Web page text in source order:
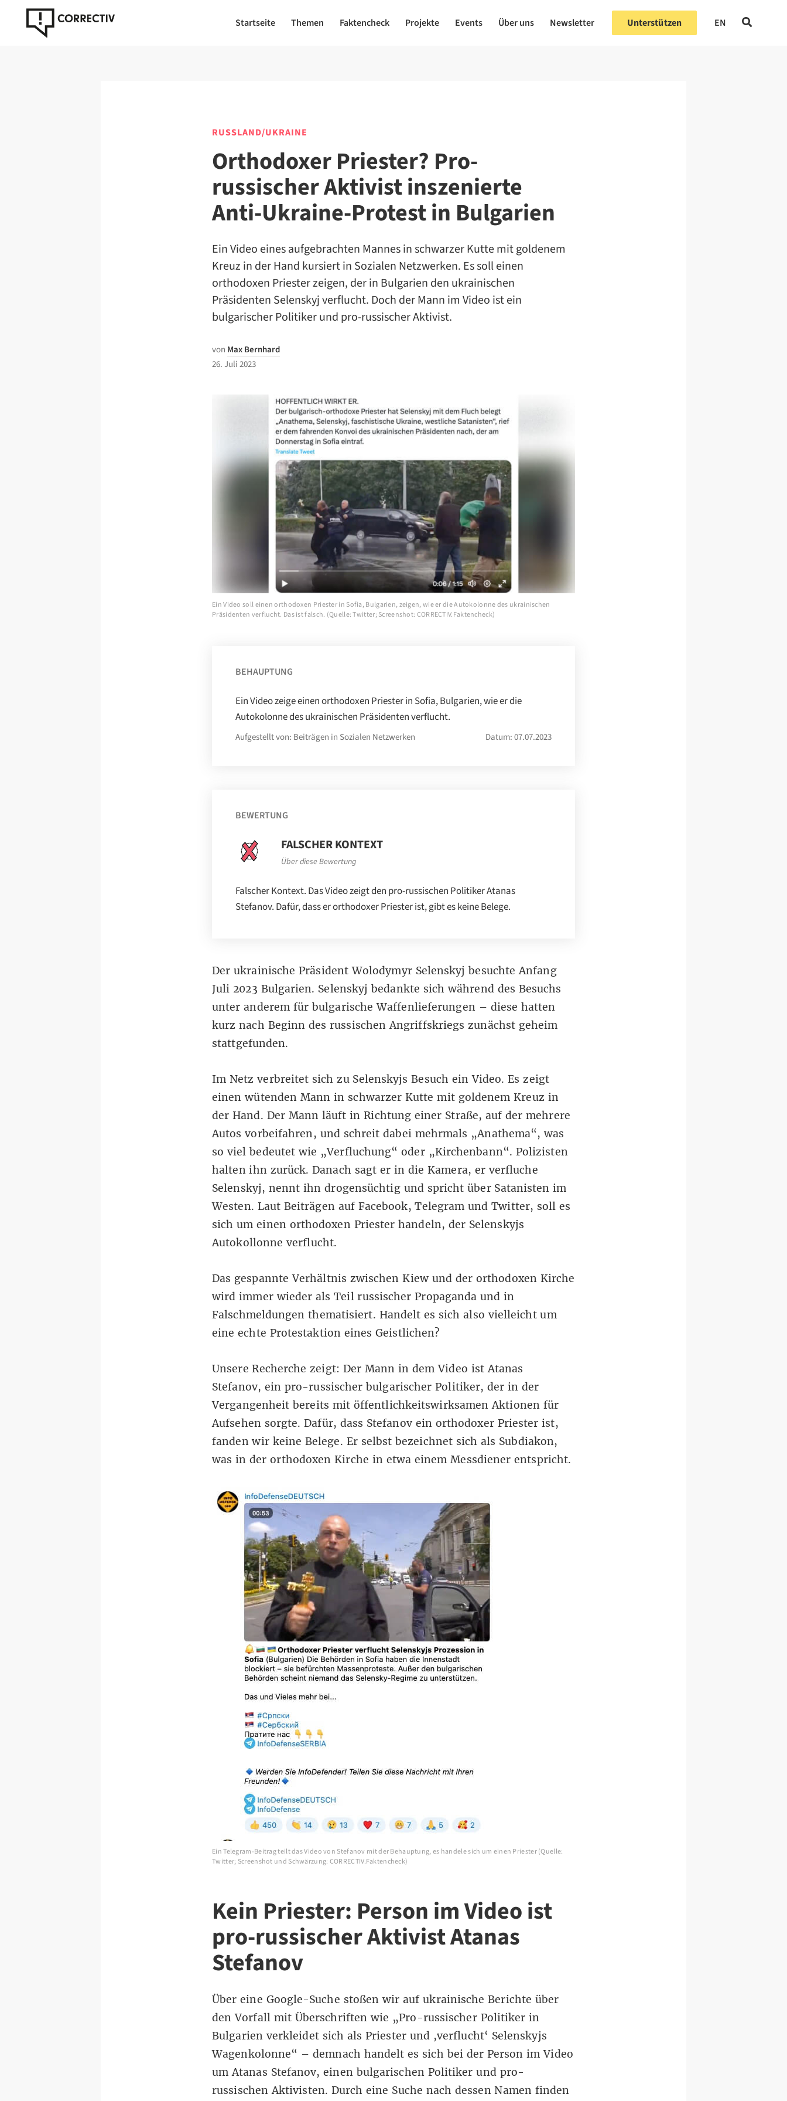
Startseite Themen Faktencheck Projekte Events Über uns Newsletter Unterstützen EN
RUSSLAND/UKRAINE
Orthodoxer Priester? Pro-
russischer Aktivist inszenierte
Anti-Ukraine-Protest in Bulgarien
Ein Video eines aufgebrachten Mannes in schwarzer Kutte mit goldenem
Kreuz in der Hand kursiert in Sozialen Netzwerken. Es soll einen
orthodoxen Priester zeigen, der in Bulgarien den ukrainischen
Präsidenten Selenskyj verflucht. Doch der Mann im Video ist ein
bulgarischer Politiker und pro-russischer Aktivist.
von Max Bernhard
26. Juli 2023
Ein Video soll einen orthodoxen Priester in Sofia, Bulgarien, zeigen, wie er die Autokolonne des ukrainischen
Präsidenten verflucht. Das ist falsch. (Quelle: Twitter; Screenshot: CORRECTIV.Faktencheck)
BEHAUPTUNG
Ein Video zeige einen orthodoxen Priester in Sofia, Bulgarien, wie er die
Autokolonne des ukrainischen Präsidenten verflucht.
Aufgestellt von: Beiträgen in Sozialen Netzwerken Datum: 07.07.2023
BEWERTUNG
FALSCHER KONTEXT
Über diese Bewertung
Falscher Kontext. Das Video zeigt den pro-russischen Politiker Atanas
Stefanov. Dafür, dass er orthodoxer Priester ist, gibt es keine Belege.
Der ukrainische Präsident Wolodymyr Selenskyj besuchte Anfang
Juli 2023 Bulgarien. Selenskyj bedankte sich während des Besuchs
unter anderem für bulgarische Waffenlieferungen – diese hatten
kurz nach Beginn des russischen Angriffskriegs zunächst geheim
stattgefunden.
Im Netz verbreitet sich zu Selenskyjs Besuch ein Video. Es zeigt
einen wütenden Mann in schwarzer Kutte mit goldenem Kreuz in
der Hand. Der Mann läuft in Richtung einer Straße, auf der mehrere
Autos vorbeifahren, und schreit dabei mehrmals „Anathema“, was
so viel bedeutet wie „Verfluchung“ oder „Kirchenbann“. Polizisten
halten ihn zurück. Danach sagt er in die Kamera, er verfluche
Selenskyj, nennt ihn drogensüchtig und spricht über Satanisten im
Westen. Laut Beiträgen auf Facebook,Telegram undTwitter, soll es
sich um einen orthodoxen Priester handeln, der Selenskyjs
Autokollonne verflucht.
Das gespannte Verhältnis zwischen Kiew und der orthodoxen Kirche
wird immer wieder als Teil russischer Propaganda und in
Falschmeldungenthematisiert. Handelt es sich also vielleicht um
eine echte Protestaktion eines Geistlichen?
Unsere Recherche zeigt: Der Mann in dem Video ist Atanas
Stefanov, ein pro-russischer bulgarischer Politiker, der in der
Vergangenheit bereits mit öffentlichkeitswirksamen Aktionen für
Aufsehen sorgte. Dafür, dass Stefanov ein orthodoxer Priester ist,
fanden wir keine Belege. Er selbst bezeichnet sich als Subdiakon,
was in der orthodoxen Kirche in etwa einem Messdiener entspricht.
Ein Telegram-Beitrag teilt das Video von Stefanov mit der Behauptung, es handele sich um einen Priester (Quelle:
Twitter; Screenshot und Schwärzung: CORRECTIV.Faktencheck)
Kein Priester: Person im Video ist
pro-russischer Aktivist Atanas
Stefanov
Über eine Google-Suche stoßen wir aufukrainische Berichte über
den Vorfall mit Überschriften wie „Pro-russischer Politiker in
Bulgarien verkleidet sich als Priester und ,verflucht‘ Selenskyjs
Wagenkolonne“ – demnach handelt es sich bei der Person im Video
um Atanas Stefanov, einen bulgarischen Politiker und pro-
russischen Aktivisten. Durch eine Suche nach dessen Namen finden